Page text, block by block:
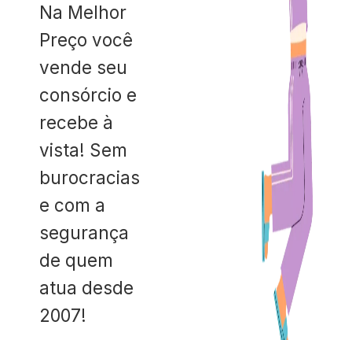
Na Melhor
Preço você
vende seu
consórcio e
recebe à
vista! Sem
burocracias
e com a
segurança
de quem
atua desde
2007!